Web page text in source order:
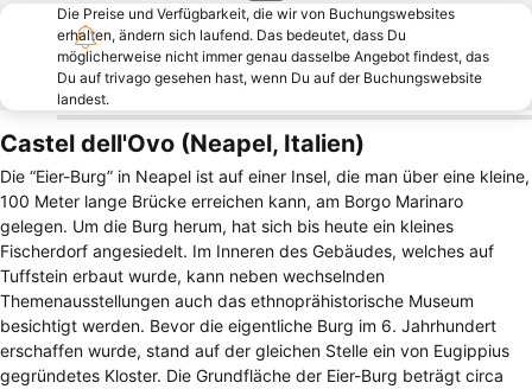
Die Preise und Verfügbarkeit, die wir von Buchungswebsites
erhalten, ändern sich laufend. Das bedeutet, dass Du
möglicherweise nicht immer genau dasselbe Angebot findest, das
Du auf trivago gesehen hast, wenn Du auf der Buchungswebsite
landest.
Castel dell'Ovo (Neapel, Italien)
Die “Eier-Burg” in Neapel ist auf einer Insel, die man über eine kleine,
100 Meter lange Brücke erreichen kann, am Borgo Marinaro
gelegen. Um die Burg herum, hat sich bis heute ein kleines
Fischerdorf angesiedelt. Im Inneren des Gebäudes, welches auf
Tuffstein erbaut wurde, kann neben wechselnden
Themenausstellungen auch das ethnoprähistorische Museum
besichtigt werden. Bevor die eigentliche Burg im 6. Jahrhundert
erschaffen wurde, stand auf der gleichen Stelle ein von Eugippius
gegründetes Kloster. Die Grundfläche der Eier-Burg beträgt circa